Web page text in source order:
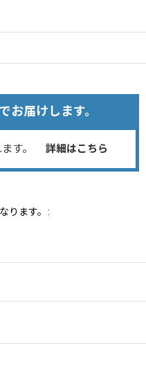
お届けします。
す。 詳細はこちら
ります。 :